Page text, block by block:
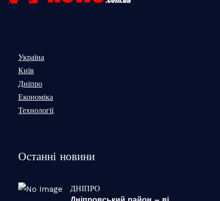
Україна
Київ
Дніпро
Економіка
Технології
Останні новини
ДНІПРО